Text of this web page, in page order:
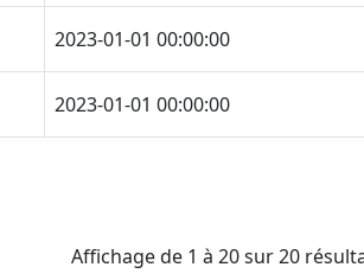
2023-01-01 00:00:00
2023-01-01 00:00:00
Affichage de 1 à 20 sur 20